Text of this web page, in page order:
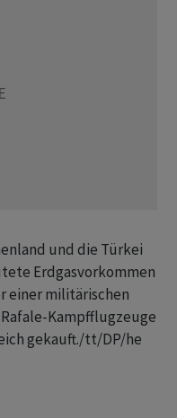
und die Türkei
Erdgasvorkommen
einer militärischen
Kampfflugzeuge
gekauft./tt/DP/he